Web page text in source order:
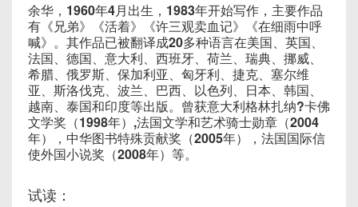
余华，1960年4月出生，1983年开始写作，主要作品
有《兄弟》《活着》《许三观卖血记》《在细雨中呼
喊》。其作品已被翻译成20多种语言在美国、英国、
法国、德国、意大利、西班牙、荷兰、瑞典、挪威、
希腊、俄罗斯、保加利亚、匈牙利、捷克、塞尔维
亚、斯洛伐克、波兰、巴西、以色列、日本、韩国、
越南、泰国和印度等出版。曾获意大利格林扎纳?卡佛
文学奖（1998年）,法国文学和艺术骑士勋章（2004
年），中华图书特殊贡献奖（2005年），法国国际信
使外国小说奖（2008年）等。
试读：